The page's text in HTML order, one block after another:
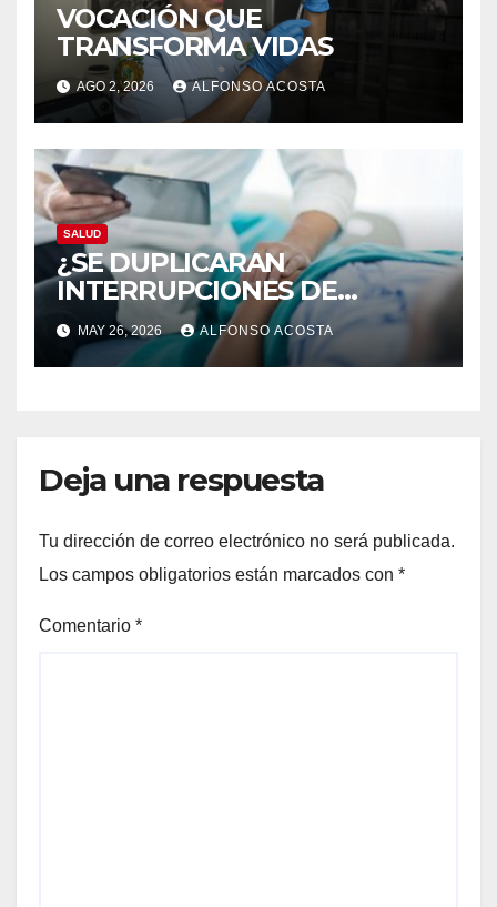
VOCACIÓN QUE
TRANSFORMA VIDAS
AGO 2, 2026 ALFONSO ACOSTA
SALUD
¿SE DUPLICARAN
INTERRUPCIONES DE
EMBARAZO LEGALES?
MAY 26, 2026 ALFONSO ACOSTA
Deja una respuesta
Tu dirección de correo electrónico no será publicada.
Los campos obligatorios están marcados con *
Comentario *